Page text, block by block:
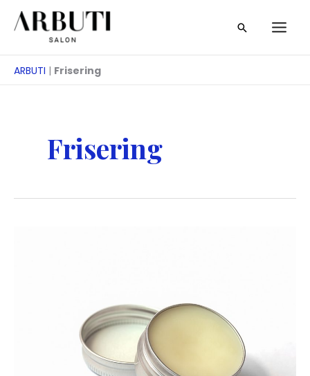
Zum
Inhalt
Suche
ARBUTI | Frisering
Frisering